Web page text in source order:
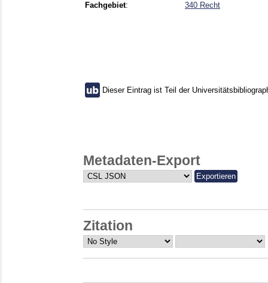
Fachgebiet: 340 Recht
Dieser Eintrag ist Teil der
Metadaten-Export
Zitation